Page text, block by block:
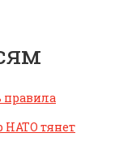
правила
НАТО тянет